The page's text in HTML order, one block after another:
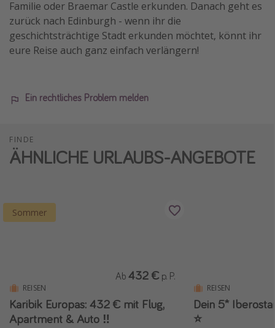
Familie oder Braemar Castle erkunden. Danach geht es
zurück nach Edinburgh - wenn ihr die
geschichtsträchtige Stadt erkunden möchtet, könnt ihr
eure Reise auch ganz einfach verlängern!
Ein rechtliches Problem melden
FINDE
ÄHNLICHE URLAUBS-ANGEBOTE
Sommer
REISEN
Karibik Europas: 432 € mit Flug,
Apartment & Auto ‼️
Ab 432 € p. P.
REISEN
Dein 5*
⭐️